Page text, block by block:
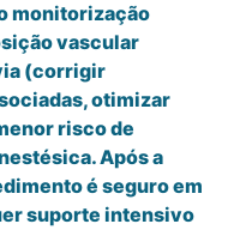
monitorização
vascular
(corrigir
otimizar
risco de
Após a
é seguro em
suporte intensivo